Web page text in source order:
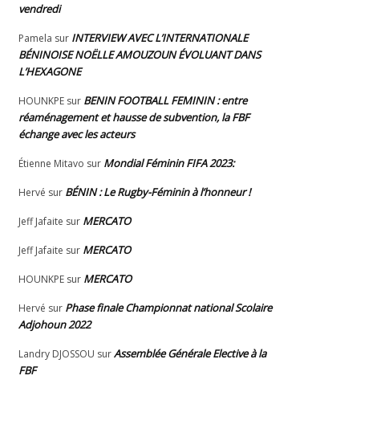
vendredi
Pamela sur INTERVIEW AVEC L’INTERNATIONALE
BÉNINOISE NOËLLE AMOUZOUN ÉVOLUANT DANS
L’HEXAGONE
HOUNKPE sur BENIN FOOTBALL FEMININ : entre
réaménagement et hausse de subvention, la FBF
échange avec les acteurs
Étienne Mitavo sur Mondial Féminin FIFA 2023:
Hervé sur BÉNIN : Le Rugby-Féminin à l’honneur !
Jeff Jafaite sur MERCATO
Jeff Jafaite sur MERCATO
HOUNKPE sur MERCATO
Hervé sur Phase finale Championnat national Scolaire
Adjohoun 2022
Landry DJOSSOU surAssemblée Générale Elective à la
FBF